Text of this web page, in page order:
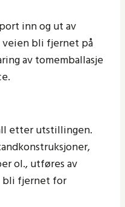
inn og ut av
veien bli fjernet på
av tomemballasje
etter utstillingen.
ol., utføres av
fjernet for